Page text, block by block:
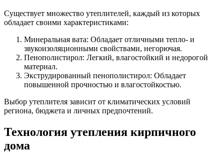
Существует множество утеплителей, каждый из которых
обладает своими характеристиками:
Минеральная вата: Обладает отличными тепло- и
звукоизоляционными свойствами, негорючая.
Пенополистирол: Легкий, влагостойкий и недорогой
материал.
Экструдированный пенополистирол: Обладает
повышенной прочностью и влагостойкостью.
Выбор утеплителя зависит от климатических условий
региона, бюджета и личных предпочтений.
Технология утепления кирпичного
дома